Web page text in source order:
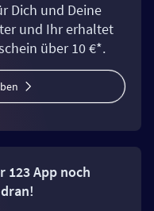
Dich und Deine
und Ihr erhaltet
über 10 €*.
123 App noch